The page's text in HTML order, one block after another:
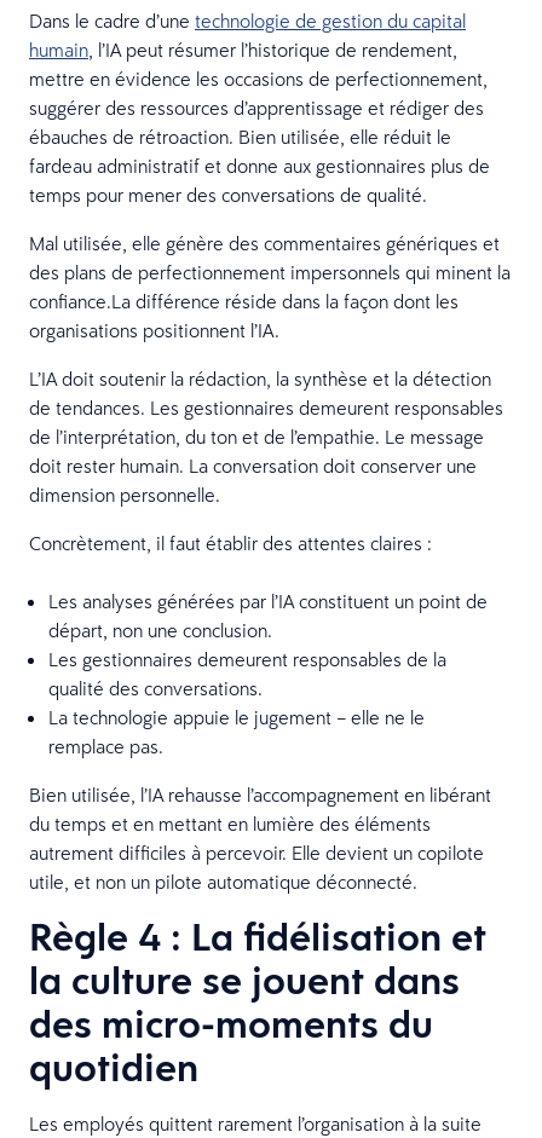
Dans le cadre d’une technologie de gestion du capital
humain , l’IA peut résumer l’historique de rendement,
mettre en évidence les occasions de perfectionnement,
suggérer des ressources d’apprentissage et rédiger des
ébauches de rétroaction. Bien utilisée, elle réduit le
fardeau administratif et donne aux gestionnaires plus de
temps pour mener des conversations de qualité.
Mal utilisée, elle génère des commentaires génériques et
des plans de perfectionnement impersonnels qui minent la
confiance.La différence réside dans la façon dont les
organisations positionnent l’IA.
L’IA doit soutenir la rédaction, la synthèse et la détection
de tendances. Les gestionnaires demeurent responsables
de l’interprétation, du ton et de l’empathie. Le message
doit rester humain. La conversation doit conserver une
dimension personnelle.
Concrètement, il faut établir des attentes claires :
Les analyses générées par l’IA constituent un point de
départ, non une conclusion.
Les gestionnaires demeurent responsables de la
qualité des conversations.
La technologie appuie le jugement – elle ne le
remplace pas.
Bien utilisée, l’IA rehausse l’accompagnement en libérant
du temps et en mettant en lumière des éléments
autrement difficiles à percevoir. Elle devient un copilote
utile, et non un pilote automatique déconnecté.
Règle 4 : La fidélisation et
la culture se jouent dans
des micro-moments du
quotidien
Les employés quittent rarement l’organisation à la suite